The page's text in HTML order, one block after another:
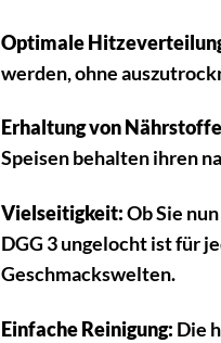
Optimale
werden, ohne
Erhaltung von
Speisen behalten ihren
Vielseitigkeit:Ob Sie
DGG 3 ungelocht ist für
Geschmackswelten.
Einfache Reinigung: Die